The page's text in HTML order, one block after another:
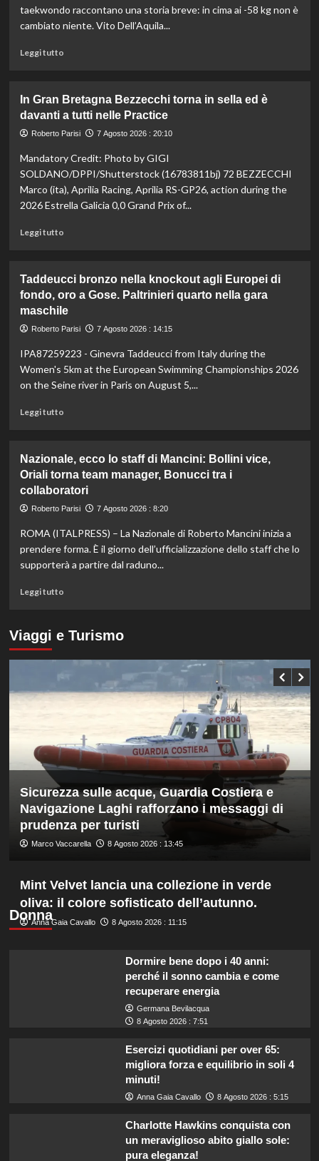
16
anni
Mondiali
U20
taekwondo raccontano una storia breve: in cima ai -58 kg non è
cambiato niente. Vito Dell’Aquila...
Leggi tuttoLeggi
Taekwondo,
Dell’Aquila
non
la
vetta:
anche
ad
del
mondo
In Gran Bretagna Bezzecchi torna in sella ed è
davanti a tutti nelle Practice
Roberto Parisi 7 Agosto 2026 : 20:10
Mandatory Credit: Photo by GIGI
SOLDANO/DPPI/Shutterstock (16783811bj) 72 BEZZECCHI
Marco (ita), Aprilia Racing, Aprilia RS-GP26, action during the
2026 Estrella Galicia 0,0 Grand Prix of...
Leggi tuttoLeggi
In
Gran
Bretagna
Bezzecchi
in
sella
ed
Practice
Taddeucci bronzo nella knockout agli Europei di
fondo, oro a Gose. Paltrinieri quarto nella gara
maschile
Roberto Parisi 7 Agosto 2026 : 14:15
IPA87259223 - Ginevra Taddeucci from Italy during the
Women's 5km at the European Swimming Championships 2026
on the Seine river in Paris on August 5,...
Leggi tuttoLeggi
Taddeucci
bronzo
nella
knockout
Europei
di
fondo,
nella
Nazionale, ecco lo staff di Mancini: Bollini vice,
Oriali torna team manager, Bonucci tra i
collaboratori
Roberto Parisi 7 Agosto 2026 : 8:20
ROMA (ITALPRESS) – La Nazionale di Roberto Mancini inizia a
prendere forma. È il giorno dell’ufficializzazione dello staff che lo
supporterà a partire dal raduno...
Leggi tuttoLeggi
su
Nazionale,
ecco
di
vice,
Oriali
torna
manager,
Bonucci
tra
collaboratori
Viaggi e Turismo
Sicurezza sulle acque, Guardia Costiera e
Navigazione Laghi rafforzano i messaggi di
prudenza per turisti
Marco Vaccarella 8 Agosto 2026 : 13:45
Donna
Mint Velvet lancia una collezione in verde
oliva: il colore sofisticato dell’autunno.
Anna Gaia Cavallo 8 Agosto 2026 : 11:15
Dormire bene dopo i 40 anni:
perché il sonno cambia e come
recuperare energia
Germana Bevilacqua
8 Agosto 2026 : 7:51
Esercizi quotidiani per over 65:
migliora forza e equilibrio in soli 4
minuti!
Anna Gaia Cavallo 8 Agosto 2026 : 5:15
Charlotte Hawkins conquista con
un meraviglioso abito giallo sole:
pura eleganza!